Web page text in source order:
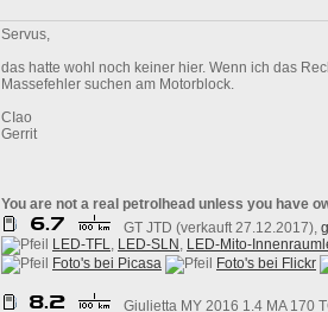
Servus,
das hatte wohl noch keiner hier. Wenn ich das
Massefehler suchen am Motorblock.
CIao
Gerrit
You are not a real petrolhead unless you have
GT JTD (verkauft 27.12.2017),
LED-TFL, LED-SLN , LED-Mito-
Foto's bei Picasa
Foto's bei Flickr
Giulietta MY 2016 1.4 MA 170